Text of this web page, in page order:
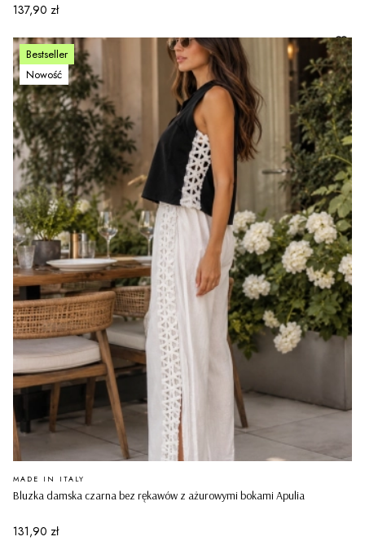
Cena
137,90 zł
Bestseller
Nowość
Bluzka damska czarna bez rękawów z ażurowymi bokami Apulia
PRODUCENT
MADE IN ITALY
Cena
131,90 zł